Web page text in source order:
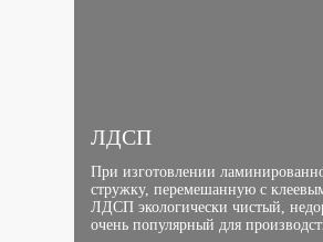
ЛДСП
При изготовлении
стружку, перемешанную с
ЛДСП экологически чистый,
очень популярный для